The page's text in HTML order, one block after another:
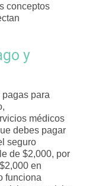
conceptos
y
pagas para
médicos
debes pagar
seguro
de $2,000, por
en
funciona